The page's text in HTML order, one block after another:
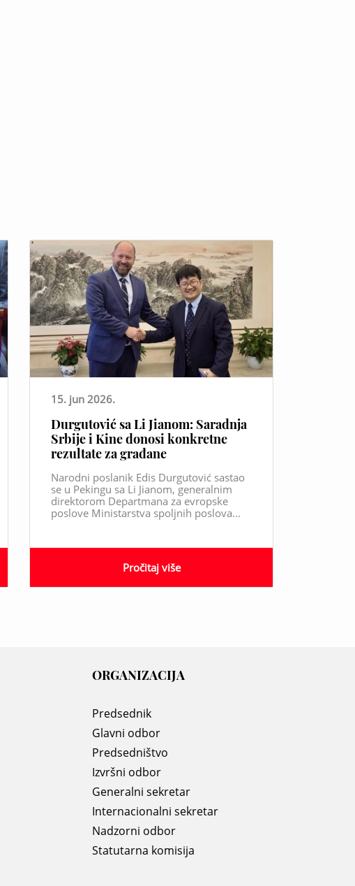
15. jun 2026.
Durgutović sa Li Jianom: Saradnja
Srbije i Kine donosi konkretne
rezultate za građane
Narodni poslanik Edis Durgutović sastao
se u Pekingu sa Li Jianom, generalnim
direktorom Departmana za evropske
poslove Ministarstva spoljnih poslova...
Pročitaj više
ORGANIZACIJA
Predsednik
Glavni odbor
Predsedništvo
Izvršni odbor
Generalni sekretar
Internacionalni sekretar
Nadzorni odbor
Statutarna komisija